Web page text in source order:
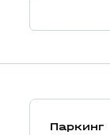
Паркинг